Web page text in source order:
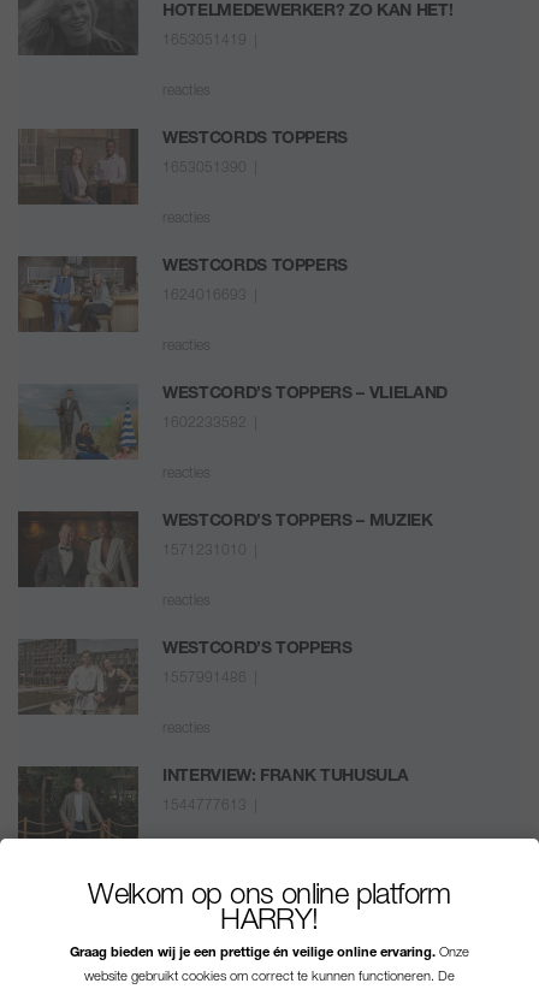
Welkom op ons online platform
HARRY!
Graag bieden wij je een prettige én veilige online ervaring. Onze
website gebruikt cookies om correct te kunnen functioneren. De
HOTELMEDEWERKER? ZO KAN HET!
1653051419 |
reacties
WESTCORDS TOPPERS
1653051390 |
reacties
WESTCORDS TOPPERS
1624016693 |
reacties
WESTCORD’S TOPPERS – VLIELAND
1602233582 |
reacties
WESTCORD’S TOPPERS – MUZIEK
1571231010 |
reacties
WESTCORD’S TOPPERS
1557991486 |
reacties
INTERVIEW: FRANK TUHUSULA
1544777613 |